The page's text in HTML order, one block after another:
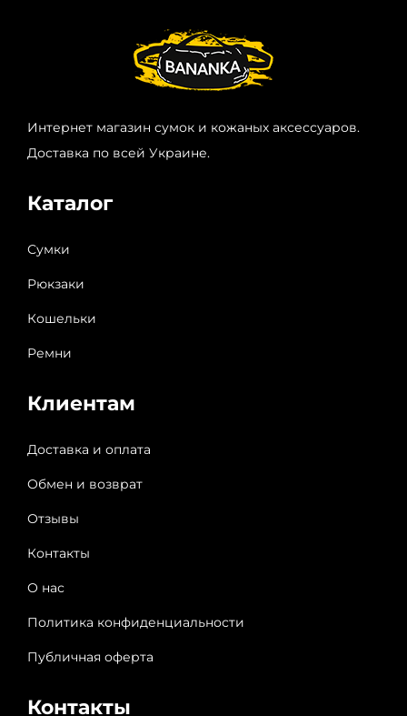
Интернет магазин сумок и кожаных аксессуаров.
Доставка по всей Украине.
Каталог
Сумки
Рюкзаки
Кошельки
Ремни
Клиентам
Доставка и оплата
Обмен и возврат
Отзывы
Контакты
О нас
Политика конфиденциальности
Публичная оферта
Контакты